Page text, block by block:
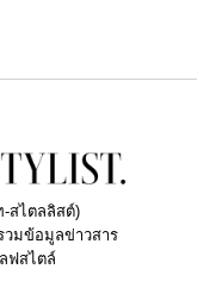
-สไตลลิสต์)
วมข้อมูลข่าวสาร
ฟสไตล์